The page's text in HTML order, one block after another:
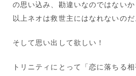
の思い込み、勘違いなのではない
以上ネオは救世主にはなれないのだ
そして思い出して欲しい！
トリニティにとって「恋に落ちる